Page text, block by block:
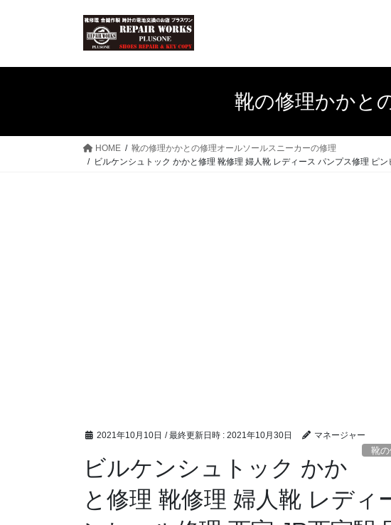
靴の修理かかと
HOME
靴の修理かかとの修理オールソールスニーカーの修理
ビルケンシュトック かかと修理 靴修理 婦人靴 レディース パンプス修理 ピ
2021年10月10日 / 最終更新日時 : 2021年10月30日 マネージャー
靴
ビルケンシュトック かか
と修理 靴修理 婦人靴 レディ